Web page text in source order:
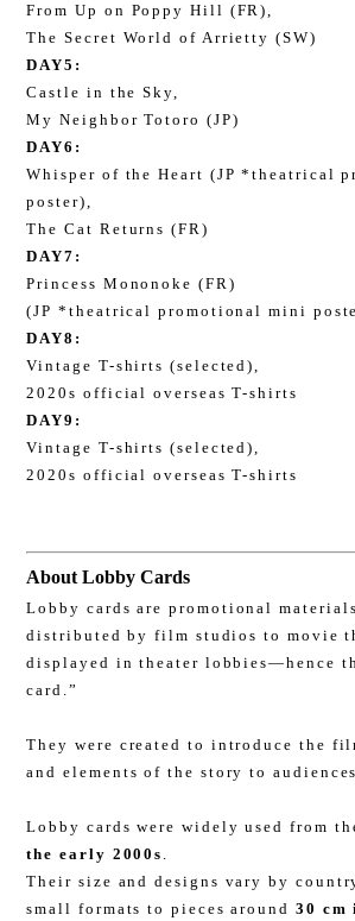
From Up on Poppy Hill (FR),
The Secret World of Arrietty (SW)
DAY5:
Castle in the Sky,
My Neighbor Totoro (JP)
DAY6:
Whisper of the Heart (JP *theatrical
poster),
The Cat Returns (FR)
DAY7:
Princess Mononoke (FR)
(JP *theatrical promotional mini
DAY8:
Vintage T-shirts (selected),
2020s official overseas T-shirts
DAY9:
Vintage T-shirts (selected),
2020s official overseas T-shirts
About Lobby Cards
Lobby cards are promotional
distributed by film studios to movie
displayed in theater lobbies—hence
card.”
They were created to introduce the
and elements of the story to
Lobby cards were widely used from
the early 2000s .
Their size and designs vary by
small formats to pieces around 30 cm